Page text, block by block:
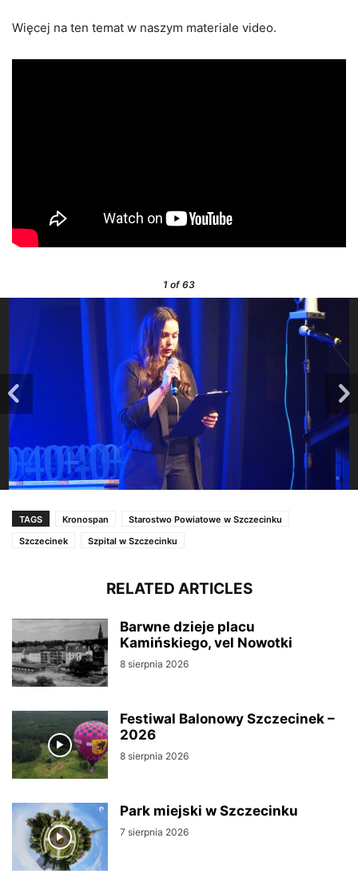
Więcej na ten temat w naszym materiale video.
1 of 63
TAGS Kronospan
Starostwo Powiatowe w Szczecinku
Szczecinek
Szpital w Szczecinku
RELATED ARTICLES
Barwne dzieje placu
Kamińskiego, vel Nowotki
8 sierpnia 2026
Festiwal Balonowy Szczecinek –
2026
8 sierpnia 2026
Park miejski w Szczecinku
7 sierpnia 2026